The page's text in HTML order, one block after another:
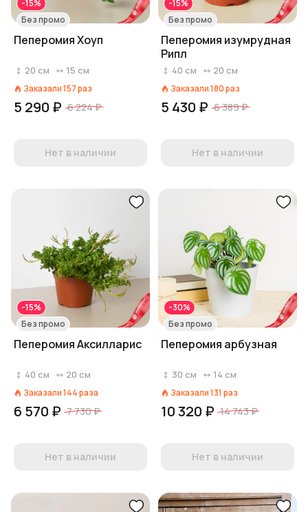
-15%
Без промо
Пеперомия Хоуп
20 см 15 см
Заказали157раз
5 290 ₽ 6 224 ₽
Нет в наличии
-15%
Без промо
Пеперомия изумрудная
Рипл
40 см 20 см
Заказали180раз
5 430 ₽ 6 389 ₽
Нет в наличии
-15%
Без промо
Пеперомия Аксилларис
40 см 20 см
Заказали144раза
6 570 ₽ 7 730 ₽
Нет в наличии
-30%
Без промо
Пеперомия арбузная
30 см 14 см
Заказали131 раз
10 320 ₽ 14 743 ₽
Нет в наличии